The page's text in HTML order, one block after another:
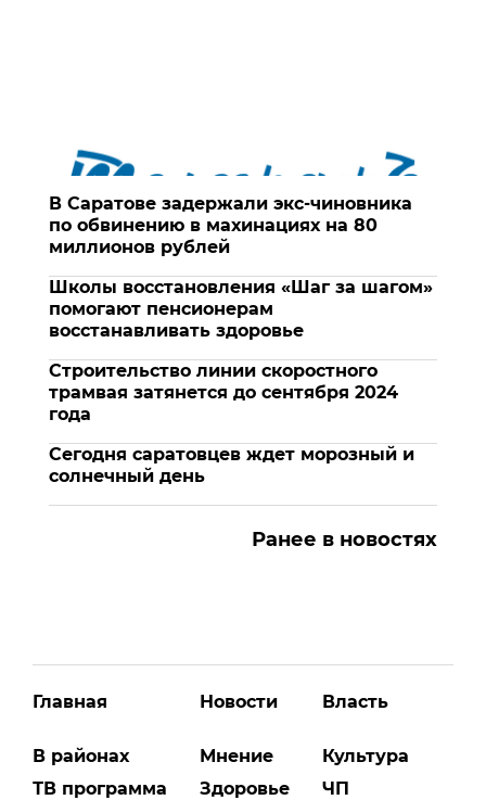
В Саратове задержали экс-чиновника
по обвинению в махинациях на 80
миллионов рублей
Школы восстановления «Шаг за шагом»
помогают пенсионерам
восстанавливать здоровье
Строительство линии скоростного
трамвая затянется до сентября 2024
года
Сегодня саратовцев ждет морозный и
солнечный день
Ранее в новостях
Главная
В районах
ТВ программа
Новости
Мнение
Здоровье
Власть
Культура
ЧП